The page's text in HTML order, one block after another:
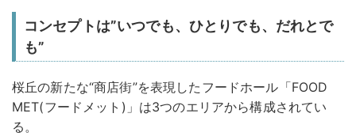
コンセプトは”いつでも、ひとりでも、だれとで
も”
桜丘の新たな“商店街”を表現したフードホール「FOOD
MET(フードメット)」は3つのエリアから構成されてい
る。